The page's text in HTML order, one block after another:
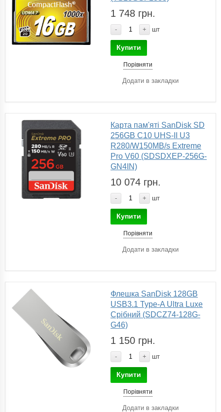
1 748 грн.
- + шт
Купити
Порівняти
Додати в закладки
Карта пам'яті SanDisk SD
256GB C10 UHS-II U3
R280/W150MB/s Extreme
Pro V60 (SDSDXEP-256G-
GN4IN)
10 074 грн.
- + шт
Купити
Порівняти
Додати в закладки
Флешка SanDisk 128GB
USB3.1 Type-A Ultra Luxe
Срібний (SDCZ74-128G-
G46)
1 150 грн.
- + шт
Купити
Порівняти
Додати в закладки